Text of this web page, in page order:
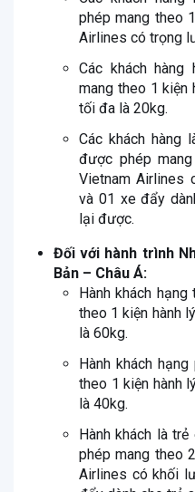
phép mang theo
Airlines có trọng
Các khách
mang theo 1
tối đa là 20kg.
Các khách hàng
được phép
Vietnam Airlines
và 01 xe đẩy
lại được.
Đối với hành trình
Bản – Châu Á:
Hành khách
theo 1 kiện hành
là 60kg.
Hành khách
theo 1 kiện hành
là 40kg.
Hành khách là
phép mang theo
Airlines có khối